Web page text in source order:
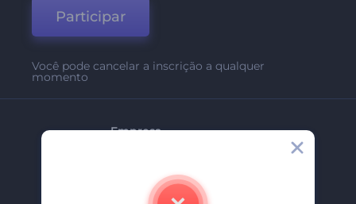
Participar
Você pode cancelar a inscrição a qualquer
momento
Empresa
Contate-Nos